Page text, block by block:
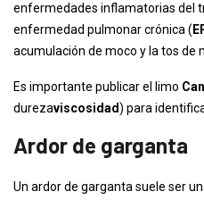
enfermedades inflamatorias del
enfermedad pulmonar crónica (
acumulación de moco y la tos de
Es importante publicar el limo
durezaviscosidad) para
Ardor de garganta
Un ardor de garganta suele ser